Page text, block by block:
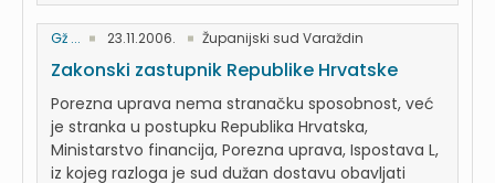
Gž ... 23.11.2006. Županijski sud Varaždin
Zakonski zastupnik Republike Hrvatske
Porezna uprava nema stranačku sposobnost, već
je stranka u postupku Republika Hrvatska,
Ministarstvo financija, Porezna uprava, Ispostava L,
iz kojeg razloga je sud dužan dostavu obavljati